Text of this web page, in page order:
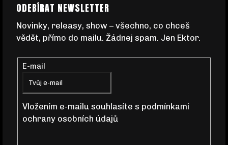
ODEBÍRAT NEWSLETTER
Novinky, releasy, show – všechno, co chceš
vědět, přímo do mailu. Žádnej spam. Jen Ektor.
E-mail
Vložením e-mailu souhlasíte s podmínkami
ochrany osobních údajů